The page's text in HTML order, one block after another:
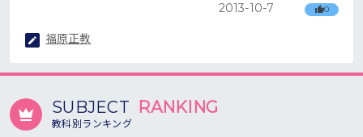
0
2013-10-7
福原正教
SUBJECT RANKING
教科別ランキング